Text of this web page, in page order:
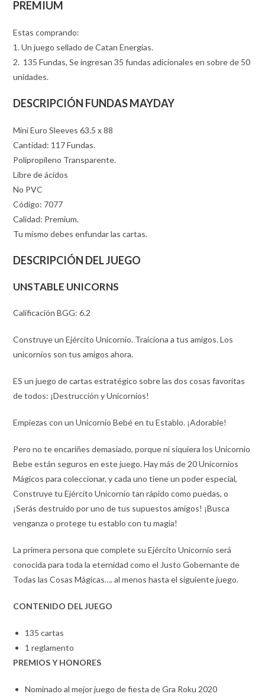
PREMIUM
Estas comprando:
1. Un juego sellado de Catan Energías.
2. 135 Fundas, Se ingresan 35 fundas adicionales en sobre de 50
unidades.
DESCRIPCIÓN FUNDAS MAYDAY
Mini Euro Sleeves 63.5 x 88
Cantidad: 117 Fundas.
Polipropileno Transparente.
Libre de ácidos
No PVC
Código: 7077
Calidad: Premium.
Tu mismo debes enfundar las cartas.
DESCRIPCIÓN DEL JUEGO
UNSTABLE UNICORNS
Calificación BGG: 6.2
Construye un Ejército Unicornio. Traiciona a tus amigos. Los
unicornios son tus amigos ahora.
ES un juego de cartas estratégico sobre las dos cosas favoritas
de todos: ¡Destrucción y Unicornios!
Empiezas con un Unicornio Bebé en tu Establo. ¡Adorable!
Pero no te encariñes demasiado, porque ni siquiera los Unicornio
Bebe están seguros en este juego. Hay más de 20 Unicornios
Mágicos para coleccionar, y cada uno tiene un poder especial,
Construye tu Ejército Unicornio tan rápido como puedas, o
¡Serás destruido por uno de tus supuestos amigos! ¡Busca
venganza o protege tu establo con tu magia!
La primera persona que complete su Ejército Unicornio será
conocida para toda la eternidad como el Justo Gobernante de
Todas las Cosas Mágicas…. al menos hasta el siguiente juego.
CONTENIDO DEL JUEGO
135 cartas
1 reglamento
PREMIOS Y HONORES
Nominado al mejor juego de fiesta de Gra Roku 2020